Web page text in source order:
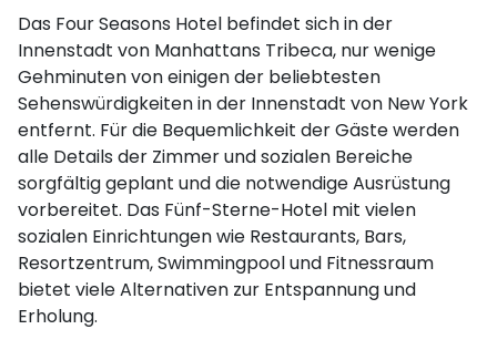
Das Four Seasons Hotel befindet sich in der
Innenstadt von Manhattans Tribeca, nur wenige
Gehminuten von einigen der beliebtesten
Sehenswürdigkeiten in der Innenstadt von New York
entfernt. Für die Bequemlichkeit der Gäste werden
alle Details der Zimmer und sozialen Bereiche
sorgfältig geplant und die notwendige Ausrüstung
vorbereitet. Das Fünf-Sterne-Hotel mit vielen
sozialen Einrichtungen wie Restaurants, Bars,
Resortzentrum, Swimmingpool und Fitnessraum
bietet viele Alternativen zur Entspannung und
Erholung.